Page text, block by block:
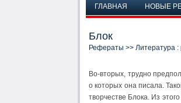
ГЛАВНАЯ НОВЫЕ
Блок
Рефераты >> Литература :
Во-вторых, трудно
о которых она писала.
творчестве Блока. Из